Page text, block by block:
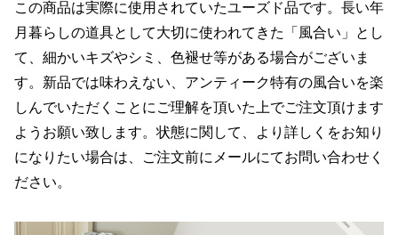
この商品は実際に使用されていたユーズド品です。長い年
月暮らしの道具として大切に使われてきた「風合い」とし
て、細かいキズやシミ、色褪せ等がある場合がございま
す。新品では味わえない、アンティーク特有の風合いを楽
しんでいただくことにご理解を頂いた上でご注文頂けます
ようお願い致します。状態に関して、より詳しくをお知り
になりたい場合は、ご注文前にメールにてお問い合わせく
ださい。